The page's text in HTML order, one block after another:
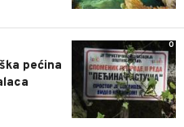
0
pećina